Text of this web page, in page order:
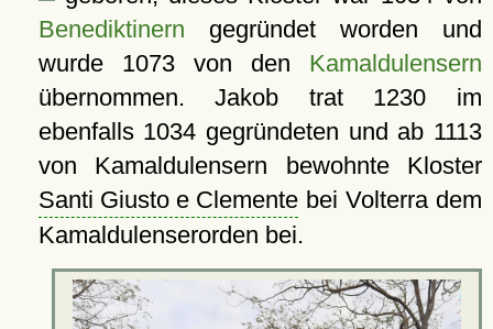
Benediktinern gegründet worden und
wurde 1073 von den Kamaldulensern
übernommen. Jakob trat 1230 im
ebenfalls 1034 gegründeten und ab 1113
von Kamaldulensern bewohnte Kloster
Santi Giusto e Clementebei Volterra dem
Kamaldulenserorden bei.